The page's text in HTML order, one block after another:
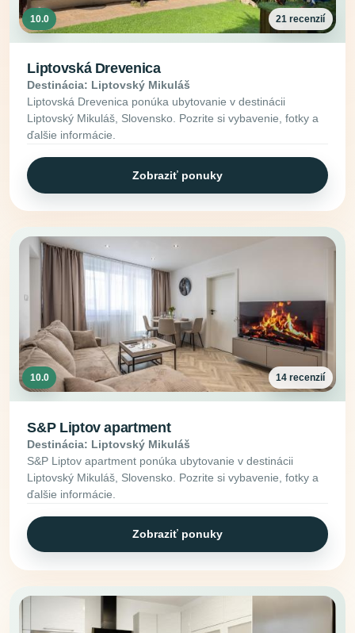
10.0 21 recenzií
Liptovská Drevenica
Destinácia: Liptovský Mikuláš
Liptovská Drevenica ponúka ubytovanie v destinácii
Liptovský Mikuláš, Slovensko. Pozrite si vybavenie, fotky a
ďalšie informácie.
Zobraziť ponuky
10.0 14 recenzií
S&P Liptov apartment
Destinácia: Liptovský Mikuláš
S&P Liptov apartment ponúka ubytovanie v destinácii
Liptovský Mikuláš, Slovensko. Pozrite si vybavenie, fotky a
ďalšie informácie.
Zobraziť ponuky